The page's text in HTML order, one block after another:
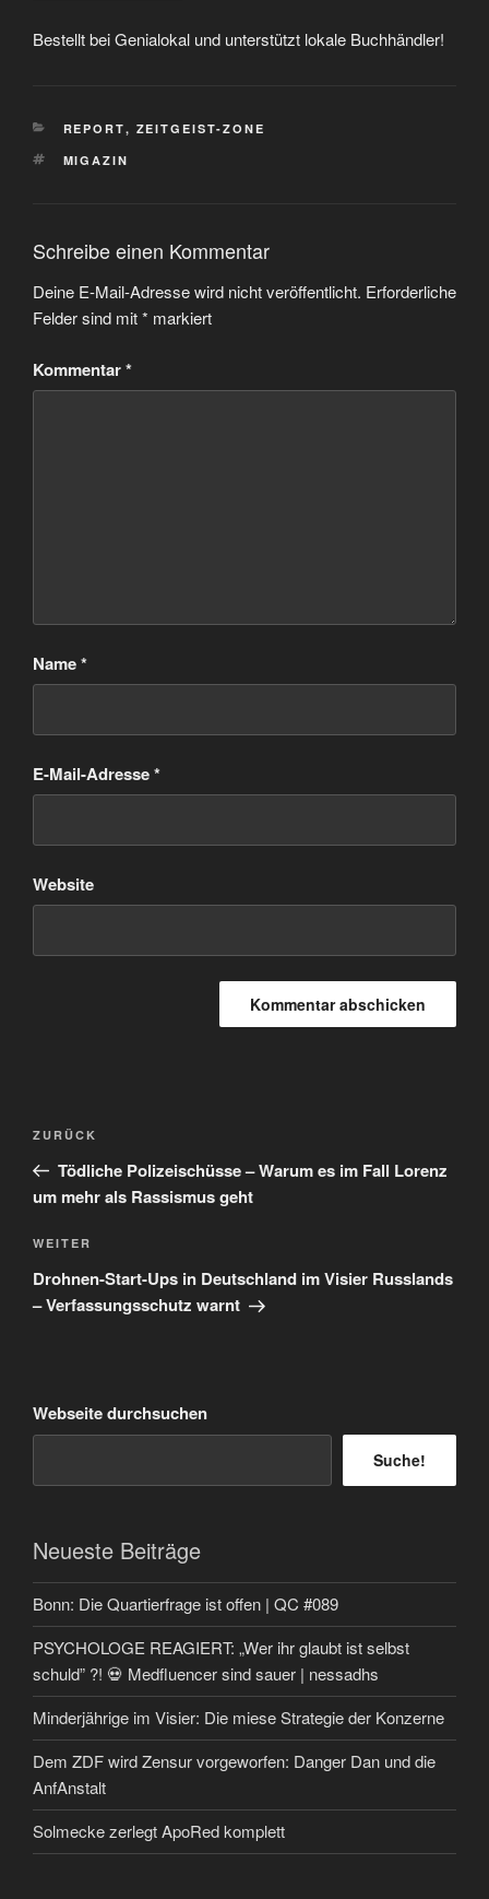
Bestellt bei Genialokal und unterstützt lokale Buchhändler!
KATEGORIEN
REPORT, ZEITGEIST-ZONE
SCHLAGWÖRTER
MIGAZIN
Schreibe einen Kommentar
Deine E-Mail-Adresse wird nicht veröffentlicht. Erforderliche
Felder sind mit* markiert
Kommentar*
Name*
E-Mail-Adresse*
Website
Beitragsnavigation
Vorheriger
Beitrag
ZURÜCK
Tödliche Polizeischüsse – Warum es im Fall Lorenz
um mehr als Rassismus geht
Nächster
Beitrag
WEITER
Drohnen-Start-Ups in Deutschland im Visier Russlands
– Verfassungsschutz warnt
Webseite durchsuchen
Suche!
Neueste Beiträge
Bonn: Die Quartierfrage ist offen | QC #089
PSYCHOLOGE REAGIERT: „Wer ihr glaubt ist selbst
schuld” ?! 💀 Medfluencer sind sauer | nessadhs
Minderjährige im Visier: Die miese Strategie der Konzerne
Dem ZDF wird Zensur vorgeworfen: Danger Dan und die
AnfAnstalt
Solmecke zerlegt ApoRed komplett